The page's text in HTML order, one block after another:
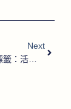
Next
突破框架與撕掉標籤：活出更豐富的自己